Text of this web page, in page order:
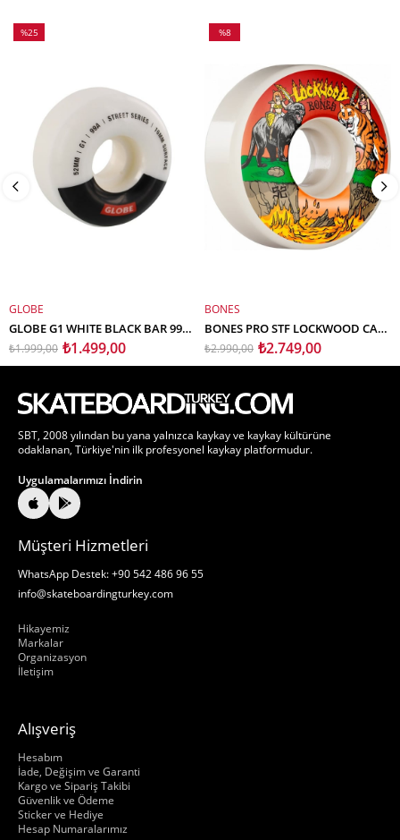
SEPETE EKLE
%25
GLOBE
GLOBE G1 WHITE BLACK BAR 99A 52MM KAYKAY TEKERLEK SETİ
₺1.499,00
₺1.999,00
SEPETE EKLE
%8
BONES
BONES PRO STF LOCKWOOD CAT FIGHT KAYKAY TEKERLEK SETİ 52MM V3 SLIMS 103A
₺2.749,00
₺2.990,00
SBT, 2008 yılından bu yana yalnızca kaykay ve kaykay kültürüne
odaklanan, Türkiye'nin ilk profesyonel kaykay platformudur.
Uygulamalarımızı İndirin
Müşteri Hizmetleri
WhatsApp Destek: +90 542 486 96 55
info@skateboardingturkey.com
Hikayemiz
Markalar
Organizasyon
İletişim
Alışveriş
Hesabım
İade, Değişim ve Garanti
Kargo ve Sipariş Takibi
Güvenlik ve Ödeme
Sticker ve Hediye
Hesap Numaralarımız